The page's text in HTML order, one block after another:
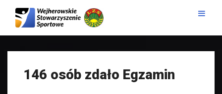
146 osób zdało Egzamin